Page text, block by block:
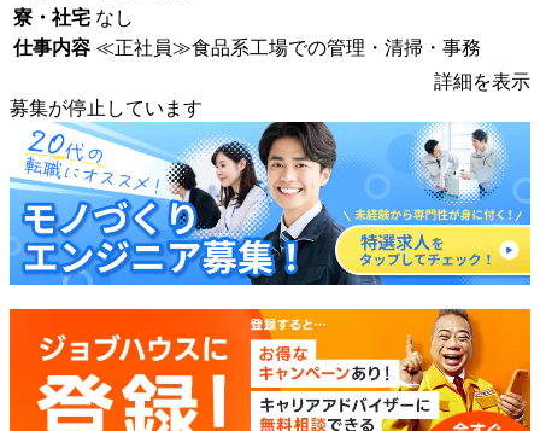
寮・社宅 なし
仕事内容 ≪正社員≫食品系工場での管理・清掃・事務
詳細を表示
募集が停止しています